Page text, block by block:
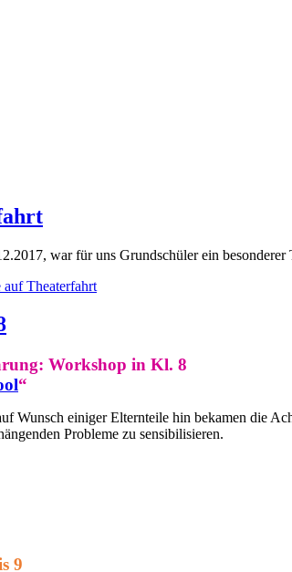
war für uns Grundschüler ein
auf Theaterfahrt
Workshop in Kl. 8
“
Wunsch einiger Elternteile hin bekamen die
Probleme zu sensibilisieren.
9